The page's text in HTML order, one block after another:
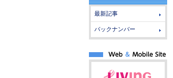
最新記事
バックナンバー